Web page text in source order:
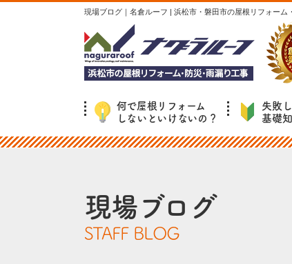
現場ブログ｜名倉ルーフ | 浜松市・磐田市の屋根リフォーム
何で屋根リフォーム
しないといけないの？
失敗
基礎
現場ブログ
STAFF BLOG